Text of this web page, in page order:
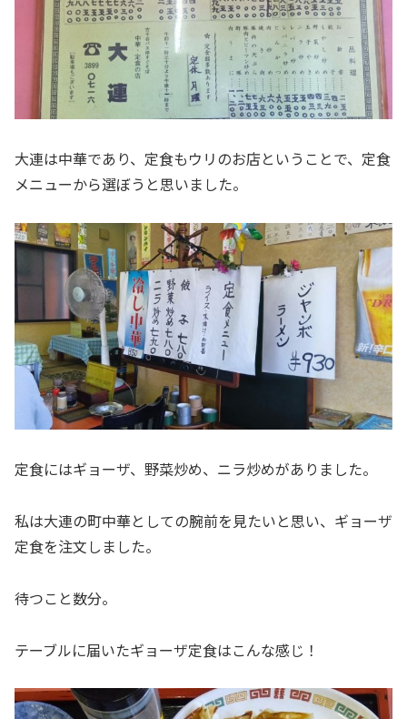
大連は中華であり、定食もウリのお店ということで、定食
メニューから選ぼうと思いました。
定食にはギョーザ、野菜炒め、ニラ炒めがありました。
私は大連の町中華としての腕前を見たいと思い、ギョーザ
定食を注文しました。
待つこと数分。
テーブルに届いたギョーザ定食はこんな感じ！